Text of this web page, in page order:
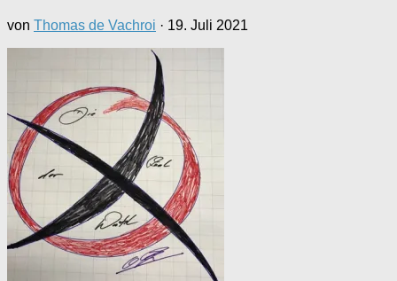
von Thomas de Vachroi · 19. Juli 2021